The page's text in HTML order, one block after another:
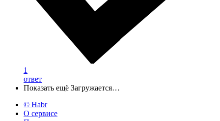
1
ответ
Показать ещё Загружается…
© Habr
О сервисе